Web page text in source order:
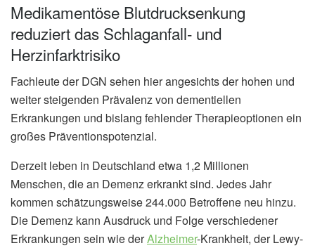
Medikamentöse Blutdrucksenkung
reduziert das Schlaganfall- und
Herzinfarktrisiko
Fachleute der DGN sehen hier angesichts der hohen und
weiter steigenden Prävalenz von dementiellen
Erkrankungen und bislang fehlender Therapieoptionen ein
großes Präventionspotenzial.
Derzeit leben in Deutschland etwa 1,2 Millionen
Menschen, die an Demenz erkrankt sind. Jedes Jahr
kommen schätzungsweise 244.000 Betroffene neu hinzu.
Die Demenz kann Ausdruck und Folge verschiedener
Erkrankungen sein wie derAlzheimer-Krankheit, der Lewy-